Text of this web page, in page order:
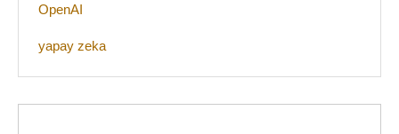
OpenAI
yapay zeka